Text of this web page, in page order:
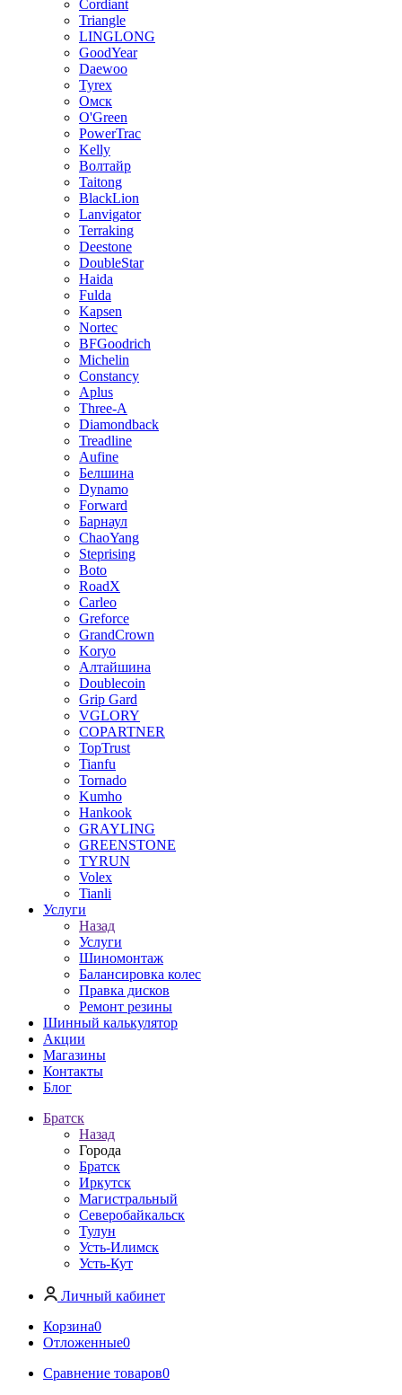
Cordiant
Triangle
LINGLONG
GoodYear
Daewoo
Tyrex
Омск
O'Green
PowerTrac
Kelly
Волтайр
Taitong
BlackLion
Lanvigator
Terraking
Deestone
DoubleStar
Haida
Fulda
Kapsen
Nortec
BFGoodrich
Michelin
Constancy
Aplus
Three-A
Diamondback
Treadline
Aufine
Белшина
Dynamo
Forward
Барнаул
ChaoYang
Steprising
Boto
RoadX
Carleo
Greforce
GrandCrown
Koryo
Алтайшина
Doublecoin
Grip Gard
VGLORY
COPARTNER
TopTrust
Tianfu
Tornado
Kumho
Hankook
GRAYLING
GREENSTONE
TYRUN
Volex
Tianli
Услуги
Назад
Услуги
Шиномонтаж
Балансировка колес
Правка дисков
Ремонт резины
Шинный калькулятор
Акции
Магазины
Контакты
Блог
Братск
Назад
Города
Братск
Иркутск
Магистральный
Северобайкальск
Тулун
Усть-Илимск
Усть-Кут
Личный кабинет
Корзина0
Отложенные0
Сравнение товаров0